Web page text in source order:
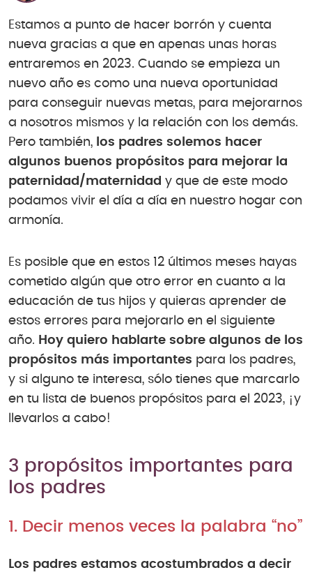
Estamos a punto de hacer borrón y cuenta
nueva gracias a que en apenas unas horas
entraremos en 2023. Cuando se empieza un
nuevo año es como una nueva oportunidad
para conseguir nuevas metas, para mejorarnos
a nosotros mismos y la relación con los demás.
Pero también, los padres solemos hacer
algunos buenos propósitos para mejorar la
paternidad/maternidad y que de este modo
podamos vivir el día a día en nuestro hogar con
armonía.
Es posible que en estos 12 últimos meses hayas
cometido algún que otro error en cuanto a la
educación de tus hijos y quieras aprender de
estos errores para mejorarlo en el siguiente
año. Hoy quiero hablarte sobre algunos de los
propósitos más importantes para los padres,
y si alguno te interesa, sólo tienes que marcarlo
en tu lista de buenos propósitos para el 2023, ¡y
llevarlos a cabo!
3 propósitos importantes para
los padres
1. Decir menos veces la palabra “no”
Los padres estamos acostumbrados a decir